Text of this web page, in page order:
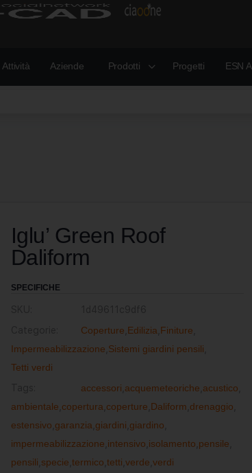
Attività Aziende Prodotti Progetti ESN
Iglu’ Green Roof
Daliform
SPECIFICHE
Coperture Edilizia Finiture
Impermeabilizzazione Sistemi giardini pensili
Tetti verdi
accessori acquemeteoriche acustico
ambientale copertura coperture Daliform drenaggio
estensivo garanzia giardini giardino
impermeabilizzazione intensivo isolamento pensile
pensili specie termico tetti verde verdi